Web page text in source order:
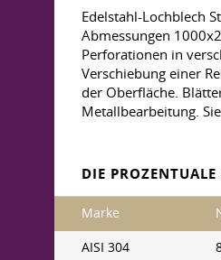
Edelstahl-Lochblech
Abmessungen
Perforationen in
Verschiebung einer
der Oberfläche.
Metallbearbeitung.
DIE
Marke
AISI 304